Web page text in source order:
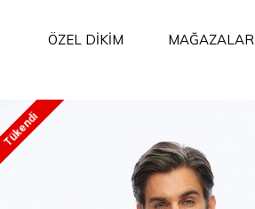
ÖZEL DİKİM MAĞAZALAR
Tükendi